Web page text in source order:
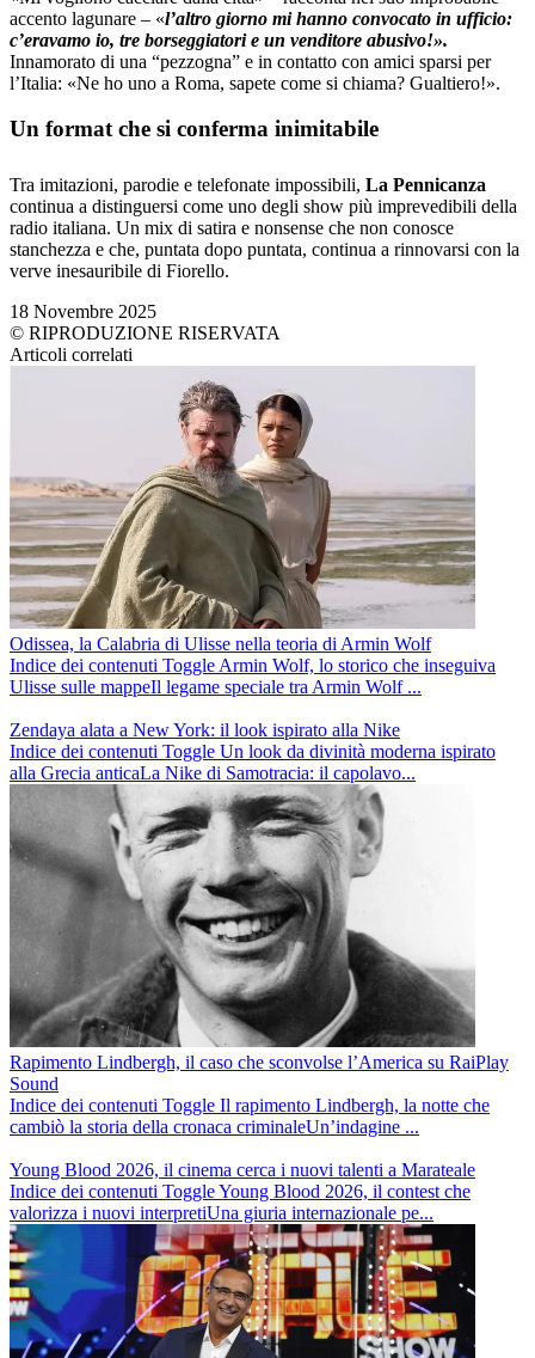
accento lagunare – «l’altro giorno mi hanno convocato in ufficio:
c’eravamo io, tre borseggiatori e un venditore abusivo!».
Innamorato di una “pezzogna” e in contatto con amici sparsi per
l’Italia: «Ne ho uno a Roma, sapete come si chiama? Gualtiero!».
Un format che si conferma inimitabile
Tra imitazioni, parodie e telefonate impossibili, La Pennicanza
continua a distinguersi come uno degli show più imprevedibili della
radio italiana. Un mix di satira e nonsense che non conosce
stanchezza e che, puntata dopo puntata, continua a rinnovarsi con la
verve inesauribile di Fiorello.
18 Novembre 2025
© RIPRODUZIONE RISERVATA
Articoli correlati
Odissea, la Calabria di Ulisse nella teoria di Armin Wolf
Indice dei contenuti Toggle Armin Wolf, lo storico che inseguiva
Ulisse sulle mappeIl legame speciale tra Armin Wolf ...
Zendaya alata a New York: il look ispirato alla Nike
Indice dei contenuti Toggle Un look da divinità moderna ispirato
alla Grecia anticaLa Nike di Samotracia: il capolavo...
Rapimento Lindbergh, il caso che sconvolse l’America su RaiPlay
Sound
Indice dei contenuti Toggle Il rapimento Lindbergh, la notte che
cambiò la storia della cronaca criminaleUn’indagine ...
Young Blood 2026, il cinema cerca i nuovi talenti a Marateale
Indice dei contenuti Toggle Young Blood 2026, il contest che
valorizza i nuovi interpretiUna giuria internazionale pe...